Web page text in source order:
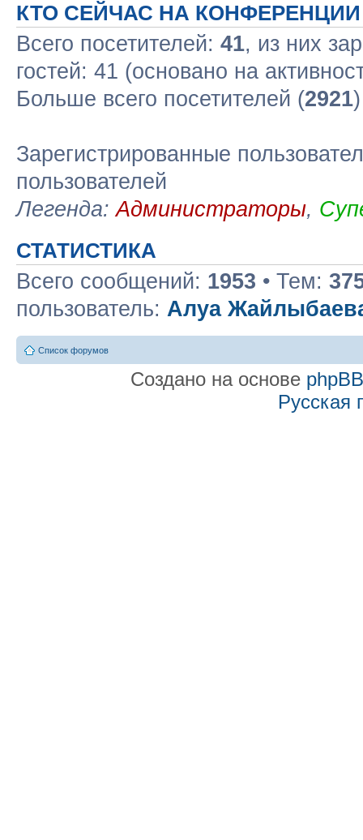
КТО СЕЙЧАС НА КОНФЕРЕНЦИИ
Всего посетителей: 41, из них
гостей: 41 (основано на
Больше всего посетителей (2921
Зарегистрированные
пользователей
Легенда:Администраторы,
СТАТИСТИКА
Всего сообщений: 1953 • Тем:
пользователь: Алуа
Список форумов
Создано на основе phpBB
Русская